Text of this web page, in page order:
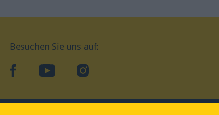
Besuchen Sie uns auf:
facebookYouTube Instagram